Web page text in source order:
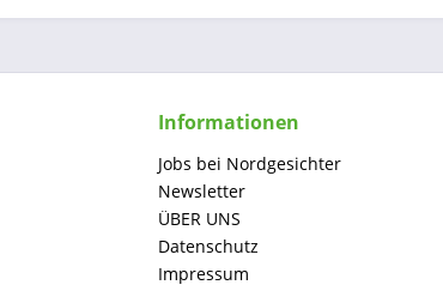
Informationen
Jobs bei Nordgesichter
Newsletter
ÜBER UNS
Datenschutz
Impressum